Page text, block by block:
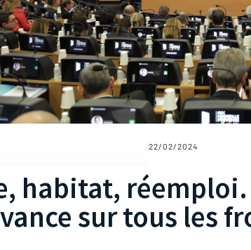
22/02/2024
habitat,
sur tous les